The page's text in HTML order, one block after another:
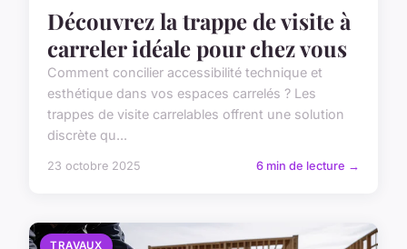
Découvrez la trappe de visite à
carreler idéale pour chez vous
Comment concilier accessibilité technique et
esthétique dans vos espaces carrelés ? Les
trappes de visite carrelables offrent une solution
discrète qu...
23 octobre 2025 6 min de lecture →
TRAVAUX